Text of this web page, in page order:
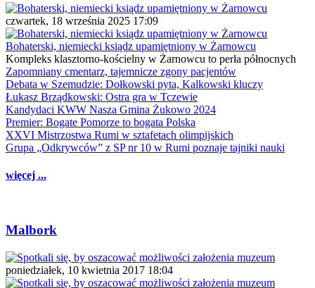
czwartek, 18 września 2025 17:09
Bohaterski, niemiecki ksiądz upamiętniony w Żarnowcu
Kompleks klasztorno-kościelny w Żarnowcu to perła północnych
Zapomniany cmentarz, tajemnicze zgony pacjentów
Debata w Szemudzie: Dołkowski pyta, Kalkowski kluczy
Łukasz Brządkowski: Ostra gra w Tczewie
Kandydaci KWW Nasza Gmina Żukowo 2024
Premier: Bogate Pomorze to bogata Polska
XXVI Mistrzostwa Rumi w sztafetach olimpijskich
Grupa „Odkrywców” z SP nr 10 w Rumi poznaje tajniki nauki
więcej ...
Malbork
poniedziałek, 10 kwietnia 2017 18:04